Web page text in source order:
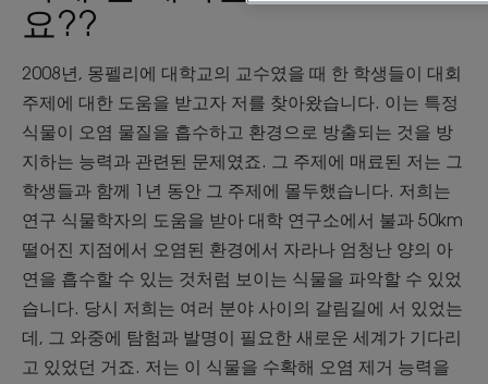
요??
2008년, 몽펠리에 대학교의 교수였을 때 한 학생들이 대회
주제에 대한 도움을 받고자 저를 찾아왔습니다. 이는 특정
식물이 오염 물질을 흡수하고 환경으로 방출되는 것을 방
지하는 능력과 관련된 문제였죠. 그 주제에 매료된 저는 그
학생들과 함께 1년 동안 그 주제에 몰두했습니다. 저희는
연구 식물학자의 도움을 받아 대학 연구소에서 불과 50km
떨어진 지점에서 오염된 환경에서 자라나 엄청난 양의 아
연을 흡수할 수 있는 것처럼 보이는 식물을 파악할 수 있었
습니다. 당시 저희는 여러 분야 사이의 갈림길에 서 있었는
데, 그 와중에 탐험과 발명이 필요한 새로운 세계가 기다리
고 있었던 거죠. 저는 이 식물을 수확해 오염 제거 능력을